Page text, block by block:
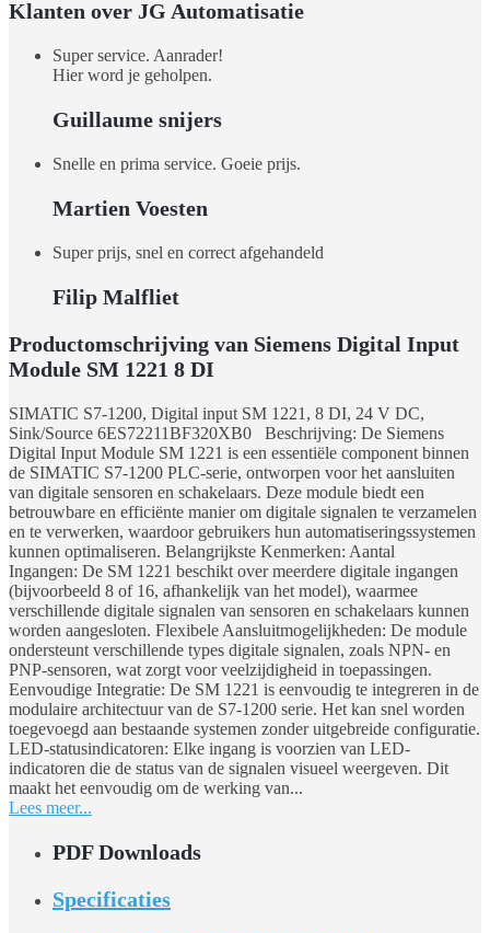
Klanten over JG Automatisatie
Super service. Aanrader!
Hier word je geholpen.
Guillaume snijers
Snelle en prima service. Goeie prijs.
Martien Voesten
Super prijs, snel en correct afgehandeld
Filip Malfliet
Productomschrijving van Siemens Digital Input
Module SM 1221 8 DI
SIMATIC S7-1200, Digital input SM 1221, 8 DI, 24 V DC,
Sink/Source 6ES72211BF320XB0 Beschrijving: De Siemens
Digital Input Module SM 1221 is een essentiële component binnen
de SIMATIC S7-1200 PLC-serie, ontworpen voor het aansluiten
van digitale sensoren en schakelaars. Deze module biedt een
betrouwbare en efficiënte manier om digitale signalen te verzamelen
en te verwerken, waardoor gebruikers hun automatiseringssystemen
kunnen optimaliseren. Belangrijkste Kenmerken: Aantal
Ingangen: De SM 1221 beschikt over meerdere digitale ingangen
(bijvoorbeeld 8 of 16, afhankelijk van het model), waarmee
verschillende digitale signalen van sensoren en schakelaars kunnen
worden aangesloten. Flexibele Aansluitmogelijkheden: De module
ondersteunt verschillende types digitale signalen, zoals NPN- en
PNP-sensoren, wat zorgt voor veelzijdigheid in toepassingen.
Eenvoudige Integratie: De SM 1221 is eenvoudig te integreren in de
modulaire architectuur van de S7-1200 serie. Het kan snel worden
toegevoegd aan bestaande systemen zonder uitgebreide configuratie.
LED-statusindicatoren: Elke ingang is voorzien van LED-
indicatoren die de status van de signalen visueel weergeven. Dit
maakt het eenvoudig om de werking van...
Lees meer...
PDF Downloads
Specificaties